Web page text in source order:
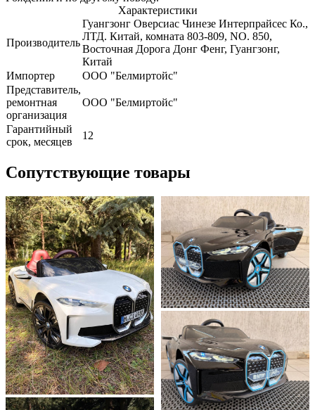
Характеристики
Производитель
Гуангзонг Оверсиас Чинезе Интерпрайсес Ко.,
ЛТД. Китай, комната 803-809, NO. 850,
Восточная Дорога Донг Фенг, Гуангзонг,
Китай
Импортер
ООО "Белмиртойс"
Представитель,
ремонтная
организация
ООО "Белмиртойс"
Гарантийный
срок, месяцев
12
Сопутствующие товары